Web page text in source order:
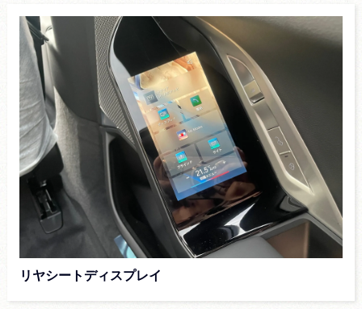
リヤシートディスプレイ